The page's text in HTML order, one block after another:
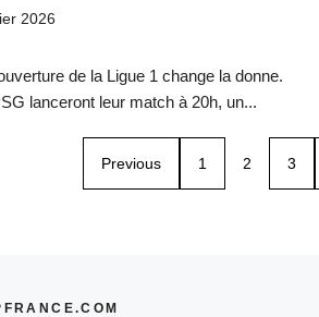
2026
de la Ligue 1 change la donne.
lanceront leur match à 20h, un...
Previous 1 2 3